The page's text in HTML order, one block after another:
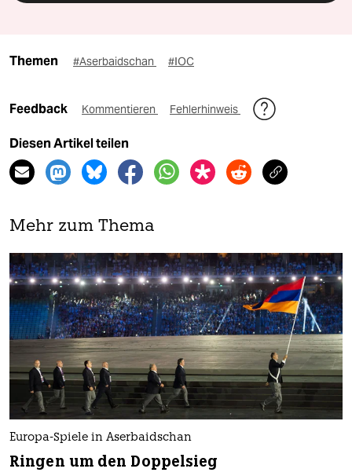
Themen #Aserbaidschan #IOC
Feedback Kommentieren Fehlerhinweis
Diesen Artikel teilen
Mehr zum Thema
Europa-Spiele in Aserbaidschan
Ringen um den Doppelsieg